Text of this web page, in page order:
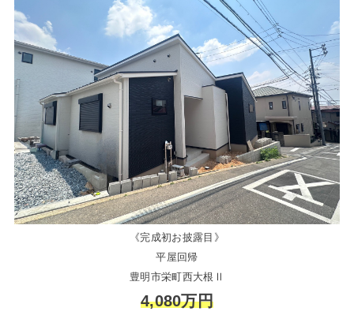
《完成初お披露目》
平屋回帰
豊明市栄町西大根Ⅱ
4,080万円